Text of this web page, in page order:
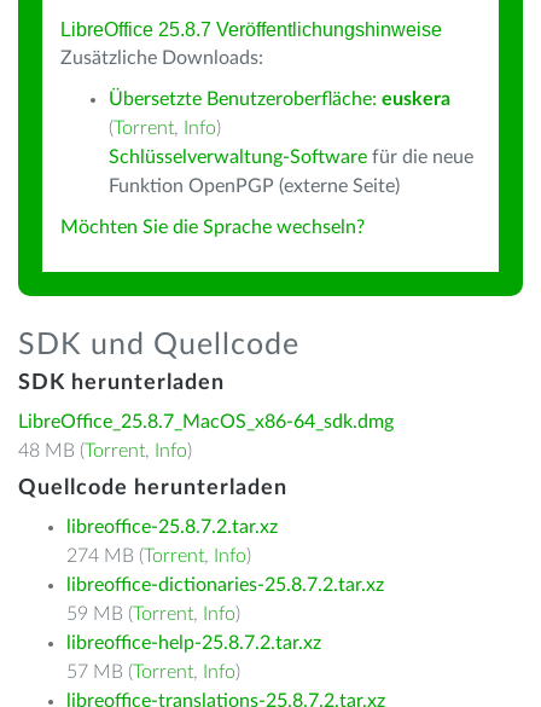
LibreOffice 25.8.7 Veröffentlichungshinweise
Zusätzliche Downloads:
Übersetzte Benutzeroberfläche: euskera
(Torrent, Info)
Schlüsselverwaltung-Software für die neue
Funktion OpenPGP (externe Seite)
Möchten Sie die Sprache wechseln?
SDK und Quellcode
SDK herunterladen
LibreOffice_25.8.7_MacOS_x86-64_sdk.dmg
48 MB (Torrent, Info)
Quellcode herunterladen
libreoffice-25.8.7.2.tar.xz
274 MB (Torrent, Info)
libreoffice-dictionaries-25.8.7.2.tar.xz
59 MB (Torrent, Info)
libreoffice-help-25.8.7.2.tar.xz
57 MB (Torrent, Info)
libreoffice-translations-25.8.7.2.tar.xz